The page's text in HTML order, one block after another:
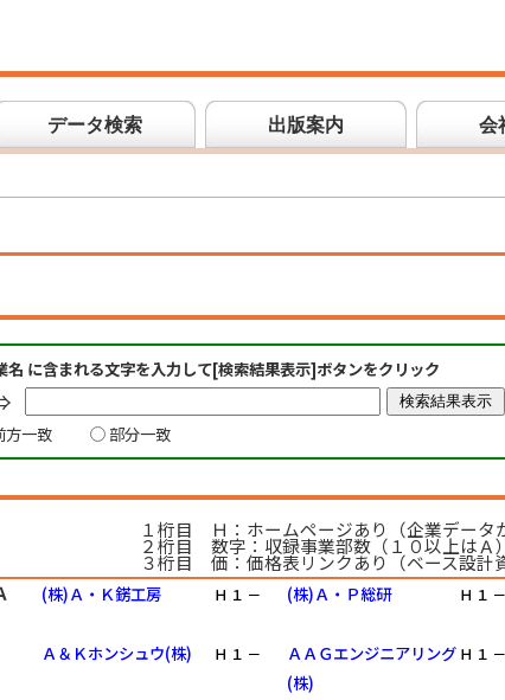
データ検索 出版案内 会
名 に含まれる文字を入力して[検索結果表示]ボタンをクリック
方一致 部分一致
１桁目 Ｈ：ホームページあり（企業データ
２桁目 数字：収録事業部数（１０以上はＡ）
３桁目 価：価格表リンクあり（ベース設計
(株)Ａ・Ｋ錺工房 Ｈ １ － (株)Ａ・Ｐ総研 Ｈ １ －
Ａ＆Ｋホンシュウ(株) Ｈ １ －
ＡＡＧエンジニアリング
(株)
Ｈ １ －